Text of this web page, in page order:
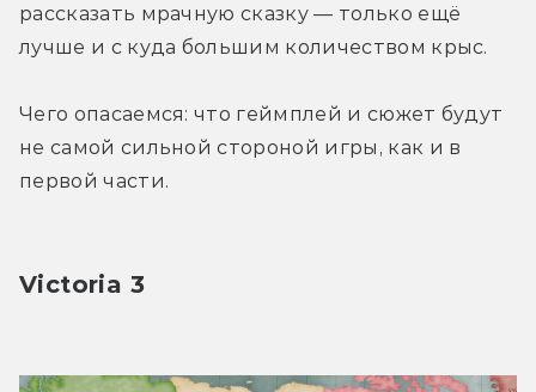
рассказать мрачную сказку — только ещё
лучше и с куда большим количеством крыс.
Чего опасаемся: что геймплей и сюжет будут
не самой сильной стороной игры, как и в
первой части.
Victoria 3